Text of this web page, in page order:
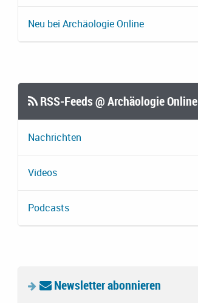
Neu bei Archäologie Online
RSS-Feeds @ Archäologie Online
Nachrichten
Videos
Podcasts
Newsletter abonnieren